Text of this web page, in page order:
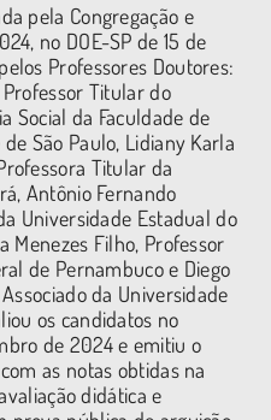
pela Congregação e
no DOE-SP de 15 de
Professores Doutores:
Titular do
Social da Faculdade de
São Paulo, Lidiany Karla
Titular da
Antônio Fernando
Universidade Estadual do
Menezes Filho, Professor
de Pernambuco e Diego
da Universidade
os candidatos no
de 2024 e emitiu o
as notas obtidas na
didática e